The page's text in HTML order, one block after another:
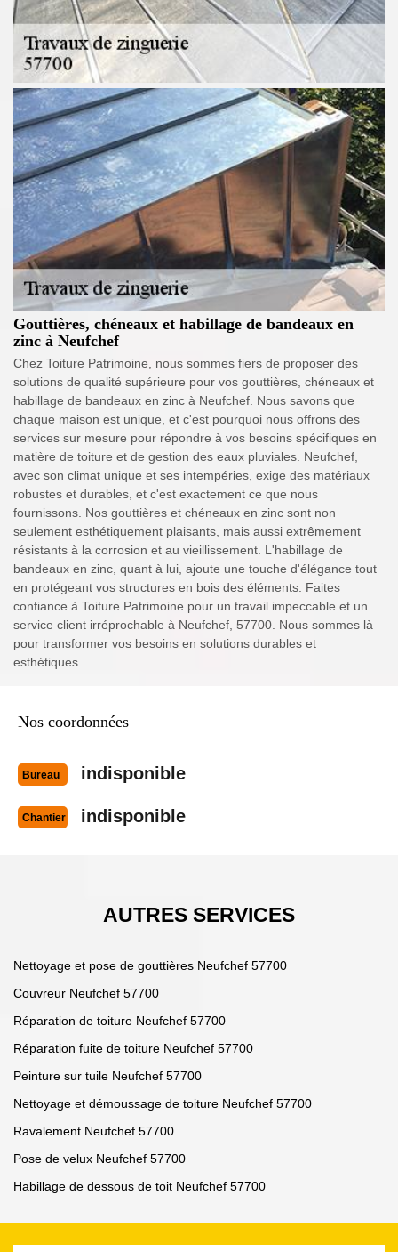
Gouttières, chéneaux et habillage de bandeaux en
zinc à Neufchef
Chez Toiture Patrimoine, nous sommes fiers de proposer des
solutions de qualité supérieure pour vos gouttières, chéneaux et
habillage de bandeaux en zinc à Neufchef. Nous savons que
chaque maison est unique, et c'est pourquoi nous offrons des
services sur mesure pour répondre à vos besoins spécifiques en
matière de toiture et de gestion des eaux pluviales. Neufchef,
avec son climat unique et ses intempéries, exige des matériaux
robustes et durables, et c'est exactement ce que nous
fournissons. Nos gouttières et chéneaux en zinc sont non
seulement esthétiquement plaisants, mais aussi extrêmement
résistants à la corrosion et au vieillissement. L'habillage de
bandeaux en zinc, quant à lui, ajoute une touche d'élégance tout
en protégeant vos structures en bois des éléments. Faites
confiance à Toiture Patrimoine pour un travail impeccable et un
service client irréprochable à Neufchef, 57700. Nous sommes là
pour transformer vos besoins en solutions durables et
esthétiques.
Nos coordonnées
Bureau indisponible
Chantier indisponible
AUTRES SERVICES
Nettoyage et pose de gouttières Neufchef 57700
Couvreur Neufchef 57700
Réparation de toiture Neufchef 57700
Réparation fuite de toiture Neufchef 57700
Peinture sur tuile Neufchef 57700
Nettoyage et démoussage de toiture Neufchef 57700
Ravalement Neufchef 57700
Pose de velux Neufchef 57700
Habillage de dessous de toit Neufchef 57700